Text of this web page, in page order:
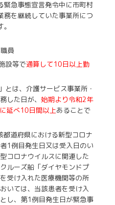
緊急事態宣言発令中に市町村
務を継続していた事業所につ
員
設等で通算して10日以上勤
は、介護サービス事業所・
した日が、 始期より令和2年
延べ10日間以上あることで
道府県における新型コロナ
1例目発生日又は受入日のい
コロナウイルスに関連した
ルーズ船「ダイヤモンドプ
受け入れた医療機関等の所
いては、当該患者を受け入
し、第1例目発生日が緊急事